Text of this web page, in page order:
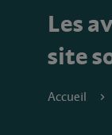
Les
site
Accueil